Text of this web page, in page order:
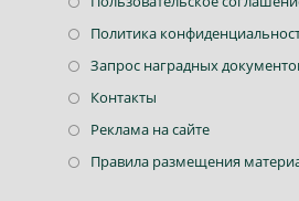
Политика
Запрос наградных
Контакты
в
Реклама на сайтеОткроется
в
Правила размещения